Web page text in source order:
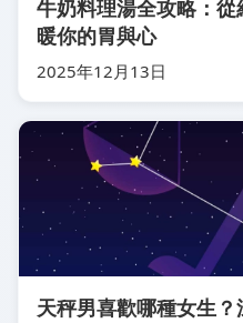
牛奶料理湯全攻略：
暖你的胃與心
2025年12月13日
天秤男喜歡哪種女生